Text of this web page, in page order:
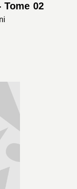
Tome 02